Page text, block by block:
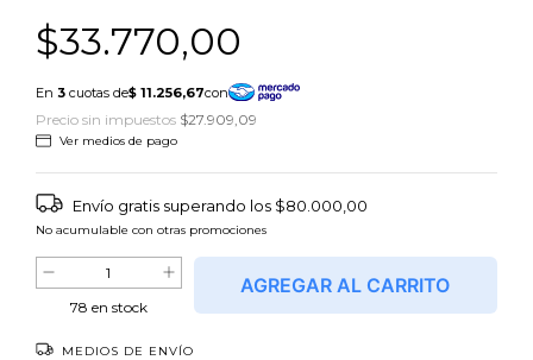
$33.770,00
Precio sin impuestos $27.909,09
Ver medios de pago
Envío gratis superando los $80.000,00
No acumulable con otras promociones
78 en stock
MEDIOS DE ENVÍO